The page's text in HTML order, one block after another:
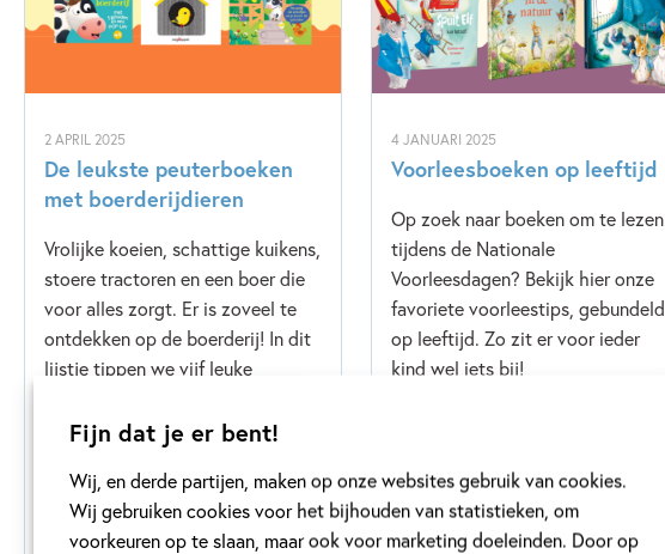
Fijn dat je er bent!
Wij, en derde partijen, maken op onze websites gebruik van cookies.
Wij gebruiken cookies voor het bijhouden van statistieken, om
voorkeuren op te slaan, maar ook voor marketing doeleinden. Door op
2 APRIL 2025
De leukste peuterboeken
met boerderijdieren
Vrolijke koeien, schattige kuikens,
stoere tractoren en een boer die
voor alles zorgt. Er is zoveel te
ontdekken op de boerderij! In dit
lijstje tippen we vijf leuke
muziek of een pop-up. Kiekeboe!
4 JANUARI 2025
Voorleesboeken op leeftijd
Op zoek naar boeken om te lezen
tijdens de Nationale
Voorleesdagen? Bekijk hier onze
favoriete voorleestips, gebundeld
op leeftijd. Zo zit er voor ieder
kind wel iets bij!